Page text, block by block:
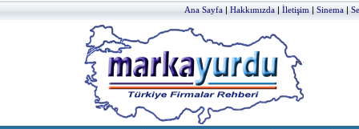
Ana Sayfa|Hakkımızda|İletişim|Sinema|